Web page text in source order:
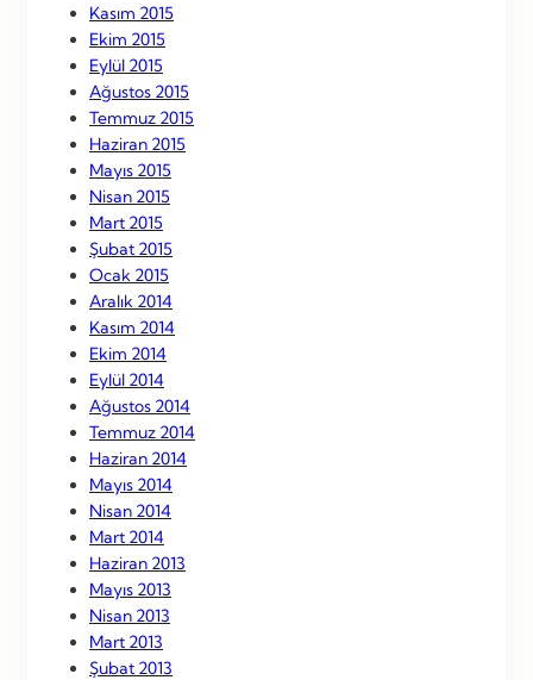
Kasım 2015
Ekim 2015
Eylül 2015
Ağustos 2015
Temmuz 2015
Haziran 2015
Mayıs 2015
Nisan 2015
Mart 2015
Şubat 2015
Ocak 2015
Aralık 2014
Kasım 2014
Ekim 2014
Eylül 2014
Ağustos 2014
Temmuz 2014
Haziran 2014
Mayıs 2014
Nisan 2014
Mart 2014
Haziran 2013
Mayıs 2013
Nisan 2013
Mart 2013
Şubat 2013